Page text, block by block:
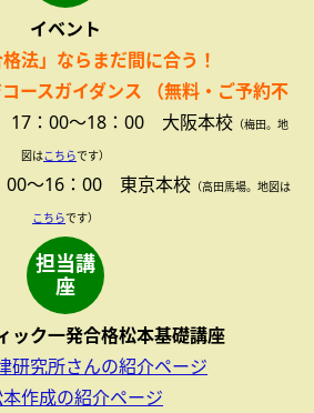
イベント
格法」ならまだ間に合う！
ースガイダンス
（無料・ご予約不
17：00～18：00 大阪本校 （梅田。地
図はこちらです）
00～16：00 東京本校 （高田馬場。地図は
こちらです）
担当講
座
ック一発合格松本基礎講座
研究所さんの紹介ページ
作成の紹介ページ